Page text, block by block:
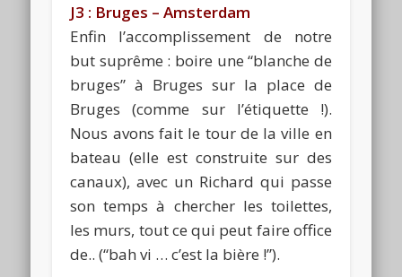
J3 : Bruges – Amsterdam
Enfin l’accomplissement de notre
but suprême : boire une “blanche de
bruges” à Bruges sur la place de
Bruges (comme sur l’étiquette !).
Nous avons fait le tour de la ville en
bateau (elle est construite sur des
canaux), avec un Richard qui passe
son temps à chercher les toilettes,
les murs, tout ce qui peut faire office
de.. (“bah vi … c’est la bière !”).